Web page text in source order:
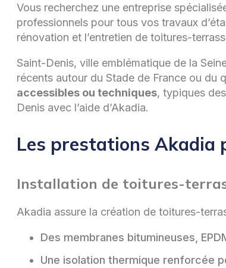
Vous recherchez une entreprise
professionnels pour tous vos travaux
rénovation et l’entretien de toitures-
Saint-Denis, ville emblématique de la
récents autour du Stade de France ou du
accessibles ou techniques, typiques
Denis avec l’aide d’Akadia.
Les prestations Akadia
Installation de toitures-
Akadia assure la création de toitures-
Des membranes bitumineuses,
Une isolation thermique renforcée